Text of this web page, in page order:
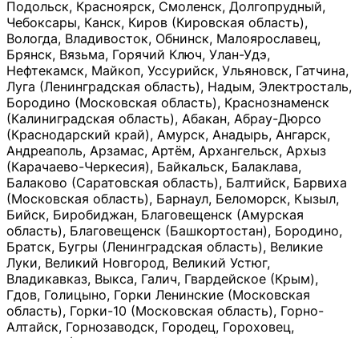
Подольск, Красноярск, Смоленск, Долгопрудный,
Чебоксары, Канск, Киров (Кировская область),
Вологда, Владивосток, Обнинск, Малоярославец,
Брянск, Вязьма, Горячий Ключ, Улан-Удэ,
Нефтекамск, Майкоп, Уссурийск, Ульяновск, Гатчина,
Луга (Ленинградская область), Надым, Электросталь,
Бородино (Московская область), Краснознаменск
(Калиниградская область), Абакан, Абрау-Дюрсо
(Краснодарский край), Амурск, Анадырь, Ангарск,
Андреаполь, Арзамас, Артём, Архангельск, Архыз
(Карачаево-Черкесия), Байкальск, Балаклава,
Балаково (Саратовская область), Балтийск, Барвиха
(Московская область), Барнаул, Беломорск, Кызыл,
Бийск, Биробиджан, Благовещенск (Амурская
область), Благовещенск (Башкортостан), Бородино,
Братск, Бугры (Ленинградская область), Великие
Луки, Великий Новгород, Великий Устюг,
Владикавказ, Выкса, Галич, Гвардейское (Крым),
Гдов, Голицыно, Горки Ленинские (Московская
область), Горки-10 (Московская область), Горно-
Алтайск, Горнозаводск, Городец, Гороховец,